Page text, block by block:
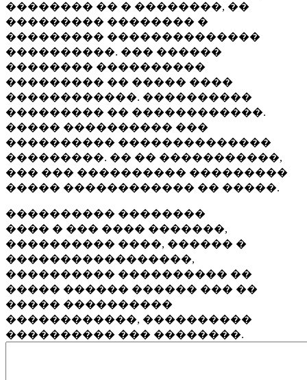
�������� �� � ��������, ��
��������� �������� �
��������� ��������������
����������. ��� ������
�������� ����������
��������� �� ����� ����
������������. ����������
��������� �� ������������.
����� ���������� ���
���������� ��������������
���������. �� �� �����������,
��� ��� ���������� ���������
����� ������������ �� �����.
���������� ��������
���� � ��� ���� �������,
���������� ����, ������ �
�����������������,
���������� ���������� ��
����� ������ ������ ��� ��
����� ����������
������������, ����������
���������� ��� ��������.